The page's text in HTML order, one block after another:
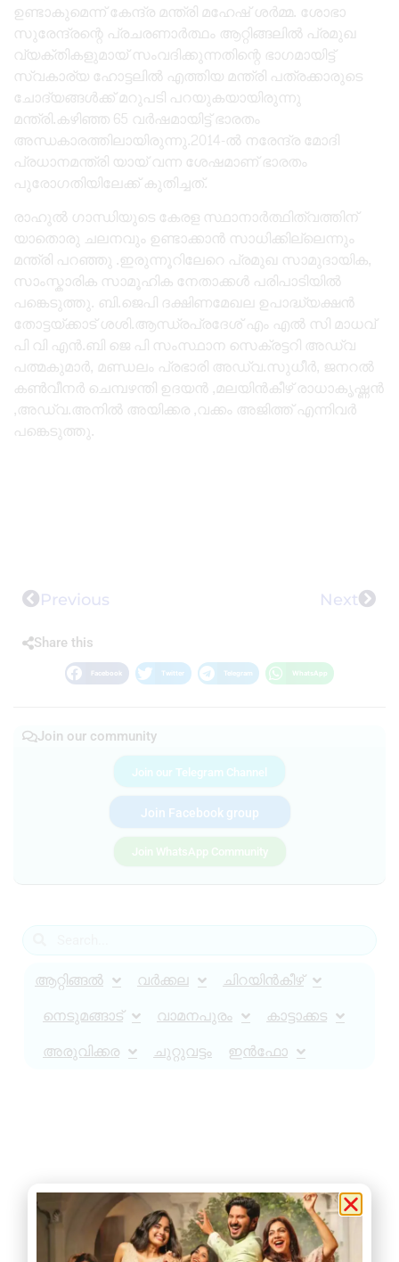
ഉണ്ടാകുമെന്ന് കേന്ദ്ര മന്ത്രി മഹേഷ് ശർമ്മ. ശോഭാ
സുരേന്ദ്രന്റെ പ്രചരണാർത്ഥം ആറ്റിങ്ങലിൽ പ്രമുഖ
വ്യക്തികളുമായ് സംവദിക്കുന്നതിന്റെ ഭാഗമായിട്ട്
സ്വകാര്യ ഹോട്ടലിൽ എത്തിയ മന്ത്രി പത്രക്കാരുടെ
ചോദ്യങ്ങൾക്ക് മറുപടി പറയുകയായിരുന്നു
മന്ത്രി.കഴിഞ്ഞ 65 വർഷമായിട്ട് ഭാരതം
അന്ധകാരത്തിലായിരുന്നു.2014-ൽ നരേന്ദ്ര മോദി
പ്രധാനമന്ത്രി യായ് വന്ന ശേഷമാണ് ഭാരതം
പുരോഗതിയിലേക്ക് കുതിച്ചത്.
രാഹുൽ ഗാന്ധിയുടെ കേരള സ്ഥാനാർത്ഥിത്വത്തിന്
യാതൊരു ചലനവും ഉണ്ടാക്കാൻ സാധിക്കില്ലെന്നും
മന്ത്രി പറഞ്ഞു .ഇരുന്നൂറിലേറെ പ്രമുഖ സാമുദായിക,
സാംസ്കാരിക സാമൂഹിക നേതാക്കൾ പരിപാടിയിൽ
പങ്കെടുത്തു. ബി.ജെപി ദക്ഷിണമേഖല ഉപാദ്ധ്യക്ഷൻ
തോട്ടയ്ക്കാട് ശശി.ആന്ധ്രപ്രദേശ് എം എൽ സി മാധവ്
പി വി എൻ.ബി ജെ പി സംസ്ഥാന സെക്രട്ടറി അഡ്വ
പത്മകുമാർ, മണ്ഡലം പ്രഭാരി അഡ്വ.സുധീർ, ജനറൽ
കൺവീനർ ചെമ്പഴന്തി ഉദയൻ ,മലയിൻകീഴ് രാധാകൃഷ്ണൻ
,അഡ്വ.അനിൽ അയിക്കര ,വക്കം അജിത്ത് എന്നിവർ
പങ്കെടുത്തു.
Previous Next
Share this
Facebook Twitter Telegram WhatsApp
Join our community
Join our Telegram Channel
Join Facebook group
Join WhatsApp Community
ആറ്റിങ്ങൽ വർക്കല ചിറയിൻകീഴ്
നെടുമങ്ങാട് വാമനപുരം കാട്ടാക്കട
അരുവിക്കര ചുറ്റുവട്ടം ഇൻഫോ